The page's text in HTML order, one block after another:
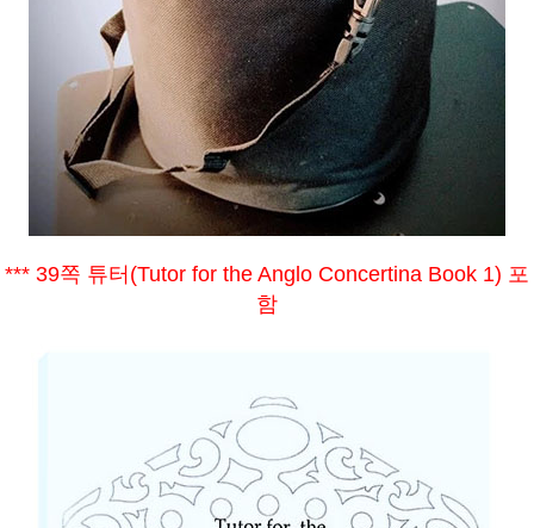
*** 39쪽 튜터(Tutor for the Anglo Concertina Book 1) 포
함